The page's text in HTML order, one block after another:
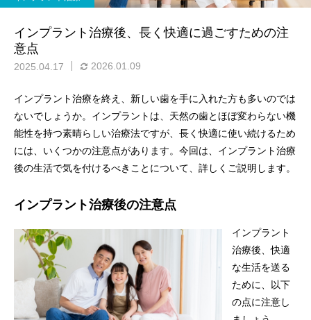
インプラント治療後、長く快適に過ごすための注
意点
2025.04.17 2026.01.09
インプラント治療を終え、新しい歯を手に入れた方も多いのでは
ないでしょうか。インプラントは、天然の歯とほぼ変わらない機
能性を持つ素晴らしい治療法ですが、長く快適に使い続けるため
には、いくつかの注意点があります。今回は、インプラント治療
後の生活で気を付けるべきことについて、詳しくご説明します。
インプラント治療後の注意点
インプラント
治療後、快適
な生活を送る
ために、以下
の点に注意し